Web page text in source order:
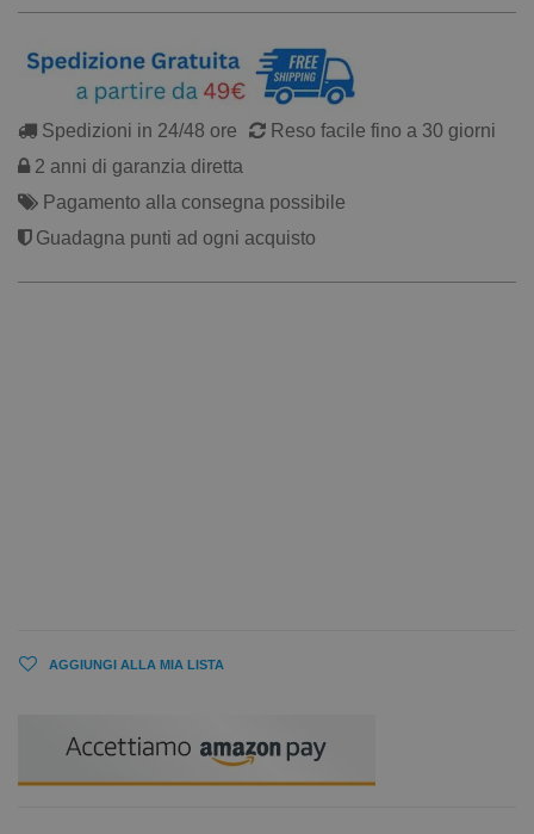
Spedizioni in 24/48 ore
Reso facile fino a 30 giorni
2 anni di garanzia diretta
Pagamento alla consegna possibile
Guadagna punti ad ogni acquisto
AGGIUNGI ALLA MIA LISTA